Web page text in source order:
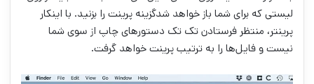
لیستی که برای شما باز خواهد شدگزینه پرینت را بزنید. با اینکار
پرینتر، منتظر فرستادن تک تک دستور‌های چاپ از سوی شما
نیست و فایل‌ها را به ترتیب پرینت خواهد گرفت.